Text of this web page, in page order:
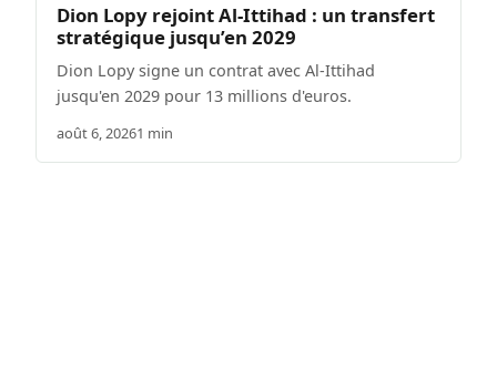
Dion Lopy rejoint Al-Ittihad : un transfert
stratégique jusqu’en 2029
Dion Lopy signe un contrat avec Al-Ittihad
jusqu'en 2029 pour 13 millions d'euros.
août 6, 20261 min